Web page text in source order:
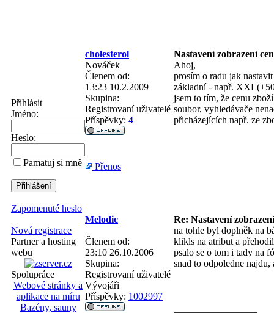
Přihlásit
Jméno:
Heslo:
Pamatuj si mně
Zapomenuté heslo
Nová registrace
Partner a hosting
webu
Spolupráce
Webové stránky a
aplikace na míru
Bazény, sauny
cholesterol
Nastavení zobrazení
Nováček
Členem od:
13:23 10.2.2009
Skupina:
Registrovaní uživatelé
Příspěvky: 4
Ahoj,
prosím o radu jak
základní - např.
jsem to tím, že cenu
soubor, vyhledávače
přicházejících např. ze
Přenos
Melodic Re: Nastavení
Členem od:
23:10 26.10.2006
Skupina:
Registrovaní uživatelé
Vývojáři
Příspěvky: 1002997
na tohle byl doplněk na
klikls na atribut a
psalo se o tom i tady na
snad to odpoledne